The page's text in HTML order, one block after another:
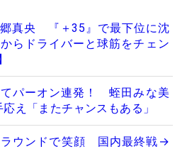
真央 『＋35』で最下位に沈
らドライバーと球筋をチェン
パーオン連発！ 蛭田みな美
え「またチャンスもある」
ラウンドで笑顔 国内最終戦→